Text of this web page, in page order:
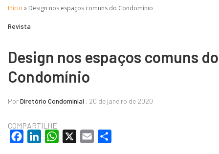
Início » Design nos espaços comuns do Condomínio
Revista
Design nos espaços comuns do
Condomínio
PorDiretório Condominial , 20 de janeiro de 2020
COMPARTILHE
Facebook
LinkedInWhatsApp
X Email